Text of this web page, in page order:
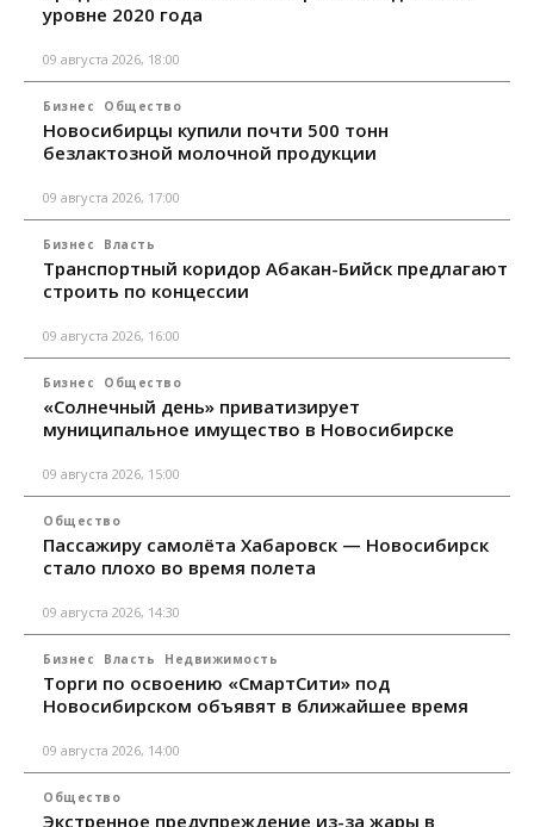
уровне 2020 года
09 августа 2026, 18:00
Бизнес Общество
Новосибирцы купили почти 500 тонн
безлактозной молочной продукции
09 августа 2026, 17:00
Бизнес Власть
Транспортный коридор Абакан-Бийск предлагают
строить по концессии
09 августа 2026, 16:00
Бизнес Общество
«Солнечный день» приватизирует
муниципальное имущество в Новосибирске
09 августа 2026, 15:00
Общество
Пассажиру самолёта Хабаровск — Новосибирск
стало плохо во время полета
09 августа 2026, 14:30
Бизнес Власть Недвижимость
Торги по освоению «СмартСити» под
Новосибирском объявят в ближайшее время
09 августа 2026, 14:00
Общество
Экстренное предупреждение из-за жары в